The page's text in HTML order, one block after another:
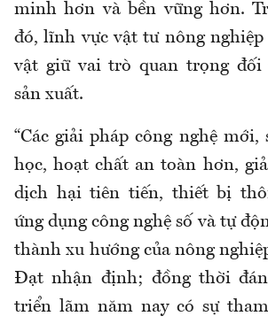
minh hơn và bền vững hơn.
đó, lĩnh vực vật tư nông nghiệp
vật giữ vai trò quan trọng đối
sản xuất.
“Các giải pháp công nghệ mới,
học, hoạt chất an toàn hơn,
dịch hại tiên tiến, thiết bị
ứng dụng công nghệ số và tự
thành xu hướng của nông
Đạt nhận định; đồng thời
triển lãm năm nay có sự